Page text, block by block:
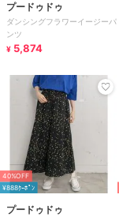
プードゥドゥ
ダンシングフラワーイージーパ
ンツ
¥ 5,874
40%OFF
¥888ｸｰﾎﾟﾝ
プードゥドゥ